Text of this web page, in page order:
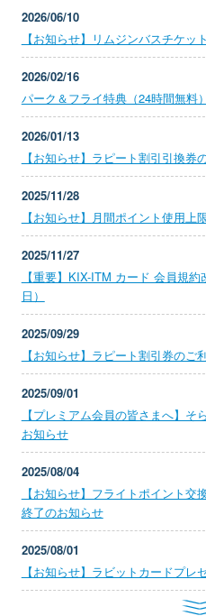
2026/06/10
【お知らせ】リムジンバスチケ
2026/02/16
パーク＆フライ特典（24時間無料
2026/01/13
【お知らせ】ラピート割引引換券
2025/11/28
【お知らせ】月間ポイント使用上
2025/11/27
【重要】KIX-ITM カード 会員規
日）
2025/09/29
【お知らせ】ラピート割引券のご
2025/09/01
【プレミアム会員の皆さまへ】
お知らせ
2025/08/04
【お知らせ】フライトポイント
終了のお知らせ
2025/08/01
【お知らせ】ラビットカードプ